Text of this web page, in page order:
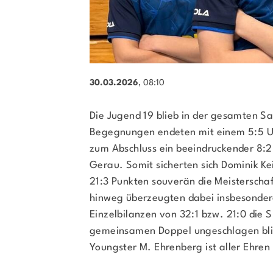
30.03.2026, 08:10
Die Jugend 19 blieb in der gesamten
Begegnungen endeten mit einem 5:5
zum Abschluss ein beeindruckender
Gerau. Somit sicherten sich Dominik
21:3 Punkten souverän die
hinweg überzeugten dabei
Einzelbilanzen von 32:1 bzw. 21:0 die
gemeinsamen Doppel ungeschlagen
Youngster M. Ehrenberg ist aller Ehren
Ausfälle und Vertretungen
Deutsches Sportabzeichen